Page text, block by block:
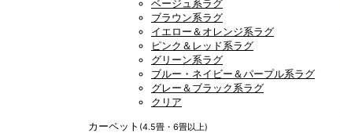
ベージュ系ラグ
ブラウン系ラグ
イエロー＆オレンジ系ラグ
ピンク＆レッド系ラグ
グリーン系ラグ
ブルー・ネイビー＆パープル系ラグ
グレー＆ブラック系ラグ
クリア
カーペット (4.5畳・6畳以上)